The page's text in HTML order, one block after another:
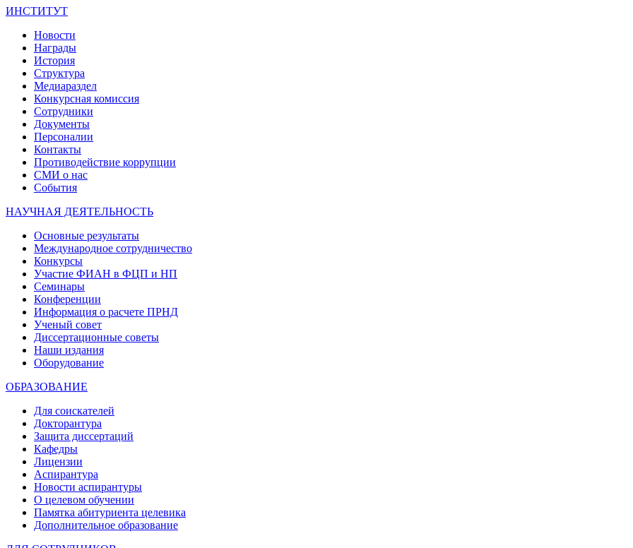
ИНСТИТУТ
Новости
Награды
История
Структура
Медиараздел
Конкурсная комиссия
Сотрудники
Документы
Персоналии
Контакты
Противодействие коррупции
СМИ о нас
События
НАУЧНАЯ ДЕЯТЕЛЬНОСТЬ
Основные результаты
Международное сотрудничество
Конкурсы
Участие ФИАН в ФЦП и НП
Семинары
Конференции
Информация о расчете ПРНД
Ученый совет
Диссертационные советы
Наши издания
Оборудование
ОБРАЗОВАНИЕ
Для соискателей
Докторантура
Защита диссертаций
Кафедры
Лицензии
Аспирантура
Новости аспирантуры
О целевом обучении
Памятка абитуриента целевика
Дополнительное образование